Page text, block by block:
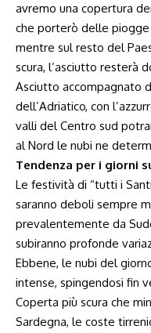
avremo una copertura
che porterò delle piogge
mentre sul resto del
scura, l’asciutto resterà
Asciutto accompagnato
dell’Adriatico, con
valli del Centro sud
al Nord le nubi ne
Tendenza per i giorni
Le festività di “tutti i
saranno deboli sempre
prevalentemente da
subiranno profonde
Ebbene, le nubi del
intense, spingendosi fin
Coperta più scura che
Sardegna, le coste